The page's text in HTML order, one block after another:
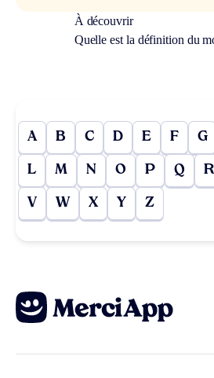
À découvrir
Quelle est la définition du
A B C D E F G
L M N O P Q R
V W X Y Z